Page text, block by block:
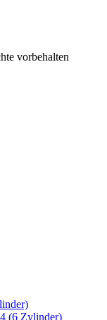
vorbehalten
(6 Zylinder)